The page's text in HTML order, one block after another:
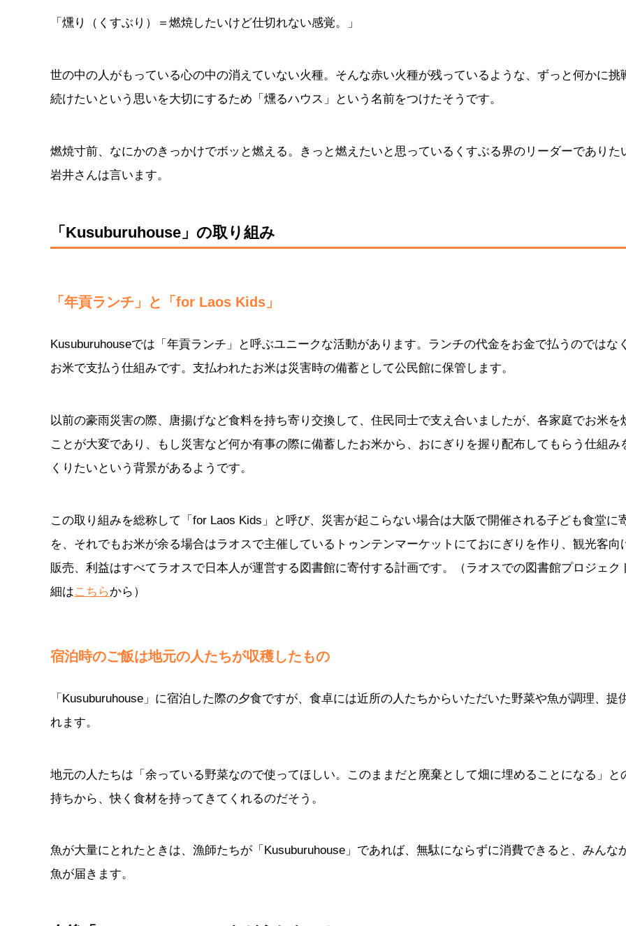
「燻り（くすぶり）＝燃焼したいけど仕切れない感覚。」
世の中の人がもっている心の中の消えていない火種。そんな赤い火種が残っているような、ずっと何かに挑
続けたいという思いを大切にするため「燻るハウス」という名前をつけたそうです。
燃焼寸前、なにかのきっかけでボッと燃える。きっと燃えたいと思っているくすぶる界のリーダーでありた
岩井さんは言います。
「Kusuburuhouse」の取り組み
「年貢ランチ」と「for Laos Kids」
Kusuburuhouseでは「年貢ランチ」と呼ぶユニークな活動があります。ランチの代金をお金で払うのではな
お米で支払う仕組みです。支払われたお米は災害時の備蓄として公民館に保管します。
以前の豪雨災害の際、唐揚げなど食料を持ち寄り交換して、住民同士で支え合いましたが、各家庭でお米を
ことが大変であり、もし災害など何か有事の際に備蓄したお米から、おにぎりを握り配布してもらう仕組み
くりたいという背景があるようです。
この取り組みを総称して「for Laos Kids」と呼び、災害が起こらない場合は大阪で開催される子ども食堂に
を、それでもお米が余る場合はラオスで主催しているトゥンテンマーケットにておにぎりを作り、観光客向
販売、利益はすべてラオスで日本人が運営する図書館に寄付する計画です。
（ラオスでの図書館プロジェク
細はこちらから）
宿泊時のご飯は地元の人たちが収穫したもの
「Kusuburuhouse」に宿泊した際の夕食ですが、食卓には近所の人たちからいただいた野菜や魚が調理、提
れます。
地元の人たちは「余っている野菜なので使ってほしい。このままだと廃棄として畑に埋めることになる」と
持ちから、快く食材を持ってきてくれるのだそう。
魚が大量にとれたときは、漁師たちが「Kusuburuhouse」であれば、無駄にならずに消費できると、みんな
魚が届きます。